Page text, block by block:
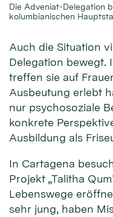
Die Adveniat-Delegation
kolumbianischen
Auch die Situation
Delegation bewegt.
treffen sie auf
Ausbeutung erlebt
nur psychosoziale
konkrete
Ausbildung als
In Cartagena
Projekt „Talitha
Lebenswege
sehr jung, haben